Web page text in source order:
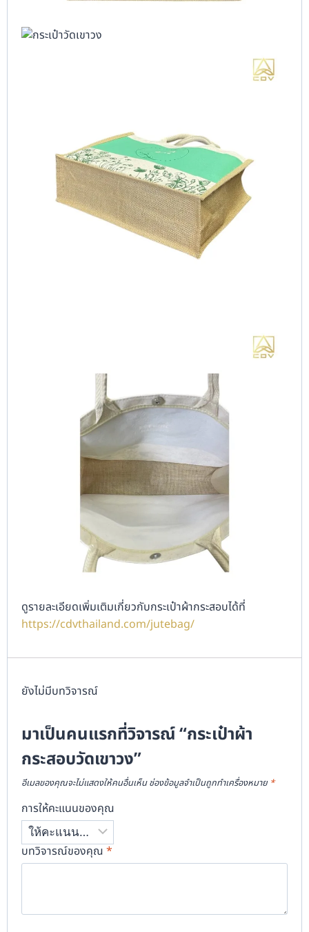
ดูรายละเอียดเพิ่มเติมเกี่ยวกับกระเป๋าผ้ากระสอบได้ที่
https://cdvthailand.com/jutebag/
ยังไม่มีบทวิจารณ์
มาเป็นคนแรกที่วิจารณ์ “กระเป๋าผ้า
กระสอบวัดเขาวง”
อีเมลของคุณจะไม่แสดงให้คนอื่นเห็น ช่องข้อมูลจำเป็นถูกทำเครื่องหมาย *
การให้คะแนนของคุณ
บทวิจารณ์ของคุณ *